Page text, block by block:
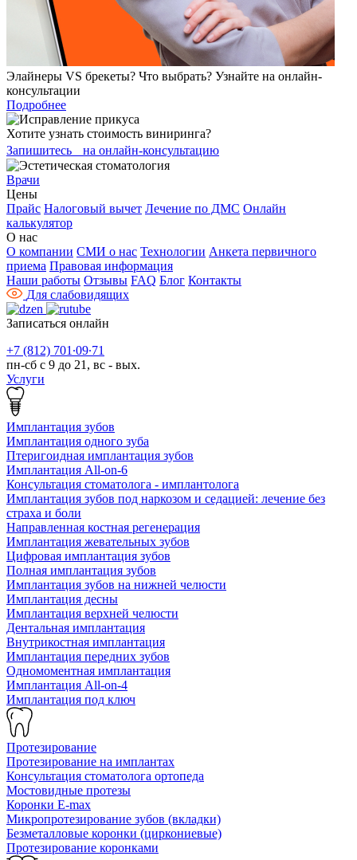
Элайнеры VS брекеты? Что выбрать? Узнайте на онлайн-
консультации
Подробнее
Хотите узнать стоимость виниринга?
Запишитесь на онлайн-консультацию
Врачи
Цены
Прайс Налоговый вычет Лечение по ДМС Онлайн
калькулятор
О нас
О компании СМИ о нас Технологии Анкета первичного
приема Правовая информация
Наши работы Отзывы FAQ Блог Контакты
Для слабовидящих
Записаться онлайн
+7 (812) 701∙09∙71
пн-сб с 9 до 21, вс - вых.
Услуги
Имплантация зубов
Имплантация одного зуба
Птеригоидная имплантация зубов
Имплантация All-on-6
Консультация стоматолога - имплантолога
Имплантация зубов под наркозом и седацией: лечение без
страха и боли
Направленная костная регенерация
Имплантация жевательных зубов
Цифровая имплантация зубов
Полная имплантация зубов
Имплантация зубов на нижней челюсти
Имплантация десны
Имплантация верхней челюсти
Дентальная имплантация
Внутрикостная имплантация
Имплантация передних зубов
Одномоментная имплантация
Имплантация All-on-4
Имплантация под ключ
Протезирование
Протезирование на имплантах
Консультация стоматолога ортопеда
Мостовидные протезы
Коронки E-max
Микропротезирование зубов (вкладки)
Безметалловые коронки (циркониевые)
Протезирование коронками